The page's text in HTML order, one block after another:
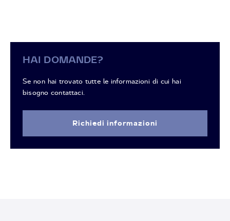
HAI DOMANDE?
Se non hai trovato tutte le informazioni di cui hai
bisogno contattaci.
Richiedi informazioni